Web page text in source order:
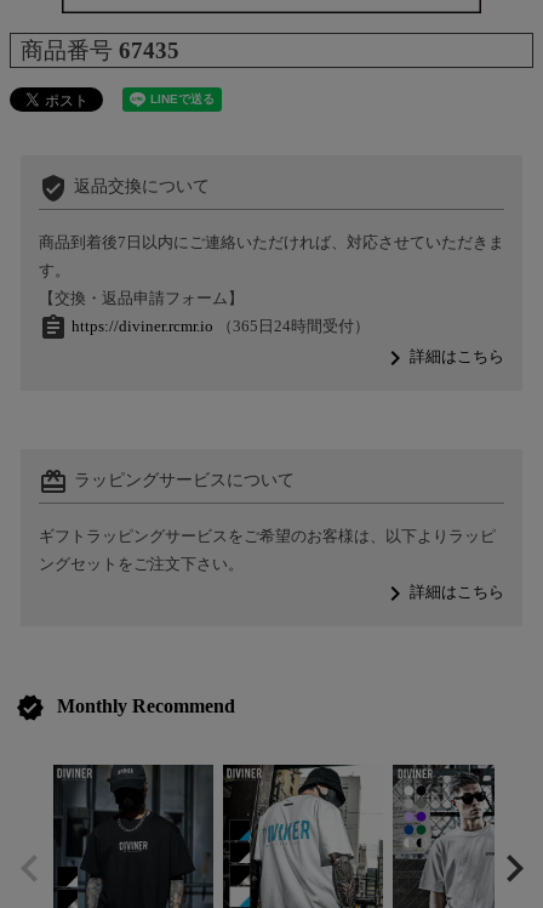
商品番号 67435
verified_user 返品交換について
商品到着後7日以内にご連絡いただければ、対応させていただきま
す。
【交換・返品申請フォーム】
assignment https://diviner.rcmr.io （365日24時間受付）
navigate_next詳細はこちら
card_giftcard ラッピングサービスについて
ギフトラッピングサービスをご希望のお客様は、以下よりラッピ
ングセットをご注文下さい。
navigate_next詳細はこちら
verified Monthly Recommend